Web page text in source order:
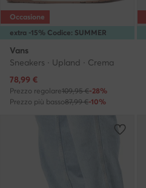
extra -15% Codice: SUMMER
Occasione
Vans
Sneakers · Upland · Crema
Prezzo attuale
78,99 €
Prezzo regolare109,95 €-28%
Prezzo più basso87,99 €-10%